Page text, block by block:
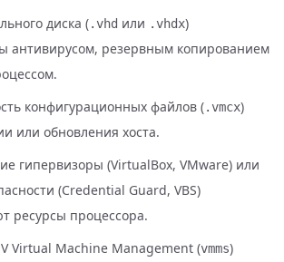
диска (.vhd или .vhdx)
антивирусом, резервным копированием
конфигурационных файлов (.vmcx)
или обновления хоста.
гипервизоры (VirtualBox, VMware) или
(Credential Guard, VBS)
ресурсы процессора.
Virtual Machine Management (vmms)